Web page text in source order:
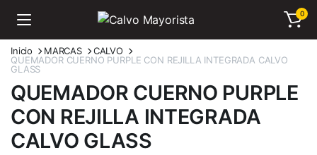
0
Inicio MARCAS
CALVO
QUEMADOR CUERNO PURPLE CON REJILLA INTEGRADA CALVO
GLASS
QUEMADOR CUERNO PURPLE
CON REJILLA INTEGRADA
CALVO GLASS